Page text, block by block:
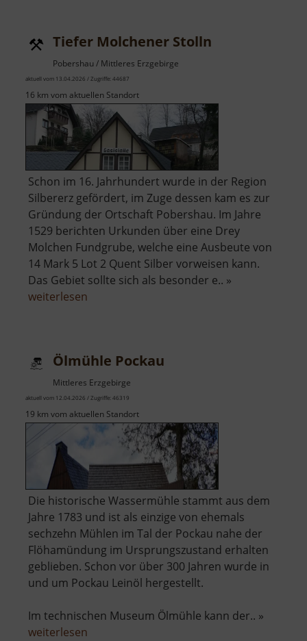
Tiefer Molchener Stolln
Pobershau / Mittleres Erzgebirge
aktuell vom 13.04.2026 / Zugriffe: 44687
16 km vom aktuellen Standort
Schon im 16. Jahrhundert wurde in der Region
Silbererz gefördert, im Zuge dessen kam es zur
Gründung der Ortschaft Pobershau. Im Jahre
1529 berichten Urkunden über eine Drey
Molchen Fundgrube, welche eine Ausbeute von
14 Mark 5 Lot 2 Quent Silber vorweisen kann.
Das Gebiet sollte sich als besonder e.. »
weiterlesen
Ölmühle Pockau
Mittleres Erzgebirge
aktuell vom 12.04.2026 / Zugriffe: 46319
19 km vom aktuellen Standort
Die historische Wassermühle stammt aus dem
Jahre 1783 und ist als einzige von ehemals
sechzehn Mühlen im Tal der Pockau nahe der
Flöhamündung im Ursprungszustand erhalten
geblieben. Schon vor über 300 Jahren wurde in
und um Pockau Leinöl hergestellt.
Im technischen Museum Ölmühle kann der.. »
weiterlesen